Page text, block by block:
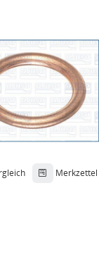
Merkzettel